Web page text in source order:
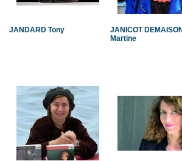
JANDARD Tony
JANICOT DEMAISON
Martine